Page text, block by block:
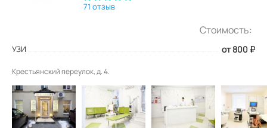
71 отзыв
Стоимость:
УЗИ от 800 ₽
Крестьянский переулок, д. 4.